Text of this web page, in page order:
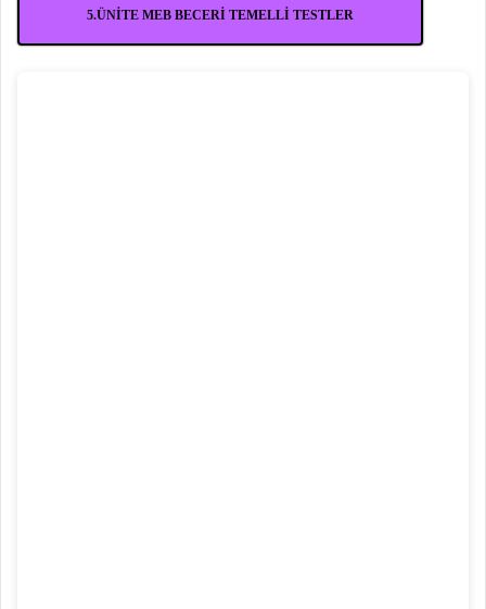
5.ÜNİTE MEB BECERİ TEMELLİ TESTLER